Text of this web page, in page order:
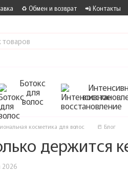
♻️ Обмен и возврат 📲 Контакты
Ботокс
для
волос
косметика для волос 📒 Блог
держится
2026